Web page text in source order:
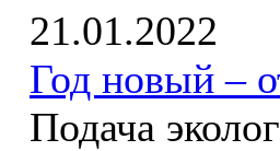
21.01.2022
Год новый –
Подача